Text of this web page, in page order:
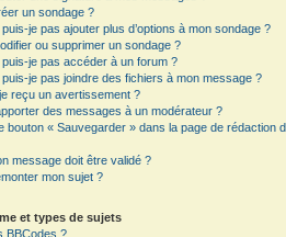
un sondage ?
je pas ajouter plus d’options à mon sondage ?
ou supprimer un sondage ?
puis-je pas accéder à un forum ?
puis-je pas joindre des fichiers à mon message ?
reçu un avertissement ?
des messages à un modérateur ?
bouton « Sauvegarder » dans la page de rédaction
message doit être validé ?
mon sujet ?
et types de sujets
BBCodes ?